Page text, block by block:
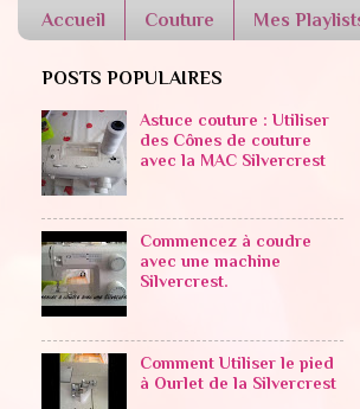
Accueil Couture Mes
POSTS POPULAIRES
Astuce couture : Utiliser
des Cônes de couture
avec la MAC Silvercrest
Commencez à coudre
avec une machine
Silvercrest.
Comment Utiliser le pied
à Ourlet de la Silvercrest